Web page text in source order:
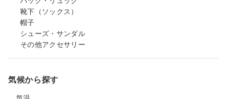
靴下（ソックス）
帽子
シューズ・サンダル
その他アクセサリー
気候から探す